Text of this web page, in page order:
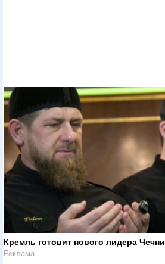
Кремль готовит нового лидера Чечни
Реклама